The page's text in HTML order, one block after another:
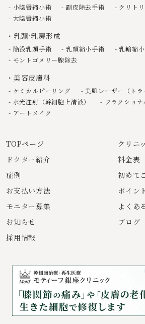
TOPページ
クリニ
ドクター紹介
料金表
症例
初めて
お支払い方法
ポイン
モニター募集
よくあ
お知らせ
ブログ
採用情報
小陰唇縮小術 副皮除去手術
クリト
大陰唇縮小術
乳頭·乳房形成
陥没乳頭手術 乳頭縮小手術
乳輪縮
モントゴメリー腺除去
美容皮膚科
ケミカルピーリング
美肌レーザー（トラ
水光注射（幹細胞上清液）
フラクショ
アートメイク